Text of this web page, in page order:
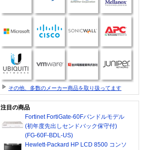
その他、多数のメーカー商品を取り扱ってます
注目の商品
Fortinet FortiGate-60Fバンドルモデル
(初年度先出しセンドバック保守付)
(FG-60F-BDL-US)
Hewlett-Packard HP LCD 8500 コンソ